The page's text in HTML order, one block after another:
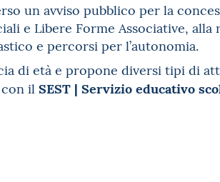
un avviso pubblico per la
e Libere Forme Associative, alla
e percorsi per l’autonomia.
di età e propone diversi tipi di
il SEST | Servizio educativo